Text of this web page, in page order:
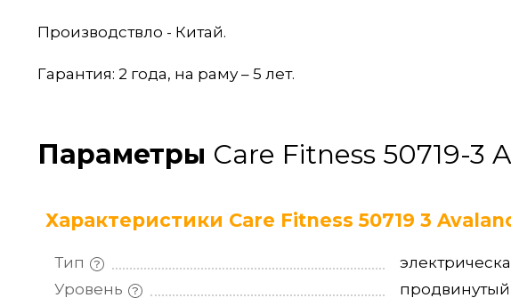
Производствло - Китай.
Гарантия: 2 года, на раму – 5 лет.
Параметры Care Fitness 50719-3
Характеристики Care Fitness 50719 3
Тип
Уровень
продвинутый